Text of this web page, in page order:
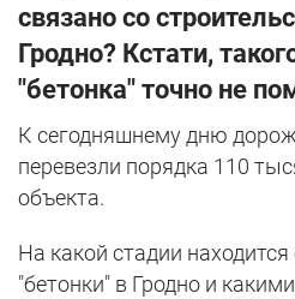
связано со
Гродно? Кстати,
"бетонка" точно не
К сегодняшнему дню
перевезли порядка 110
объекта.
На какой стадии
"бетонки" в Гродно и